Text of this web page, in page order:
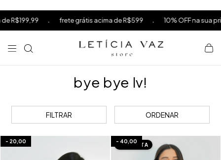
sua primeira compra usando o cupom PRIMEIRACOMPRA acima de
bye bye lv!
FILTRAR ORDENAR
- 20,00 - 40,00
IMEDIATA